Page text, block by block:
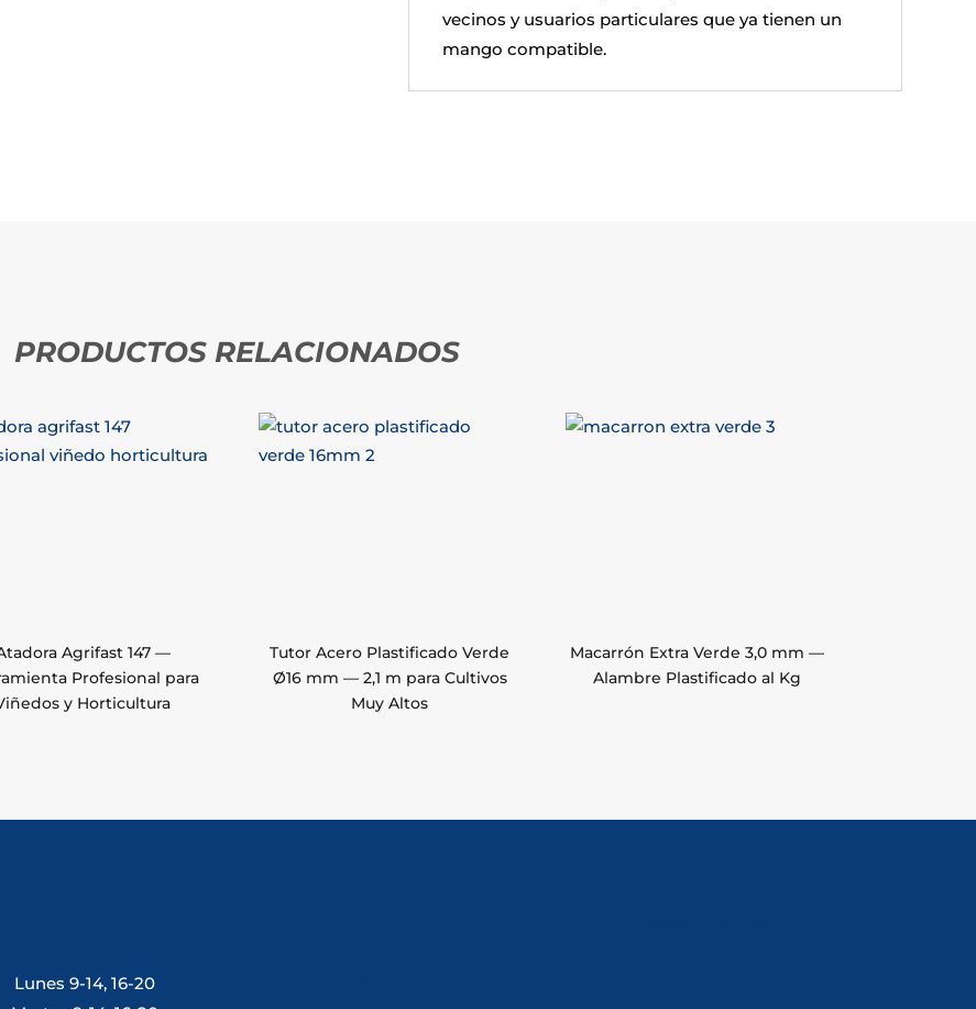
vecinos y usuarios particulares que ya tienen un
mango compatible.
PRODUCTOS RELACIONADOS
Agrifast 147 —
Profesional para
y Horticultura
Tutor Acero Plastificado Verde
Ø16 mm — 2,1 m para Cultivos
Muy Altos
Macarrón Extra Verde 3,0 mm —
Alambre Plastificado al Kg
Lunes 9-14, 16-20